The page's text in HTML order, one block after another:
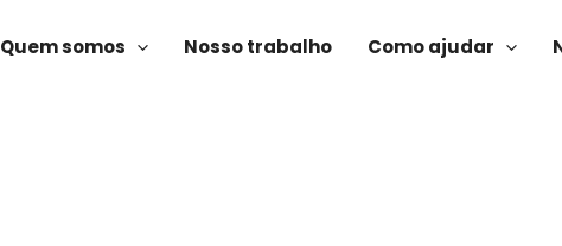
Quem somos Nosso trabalho Como ajudar